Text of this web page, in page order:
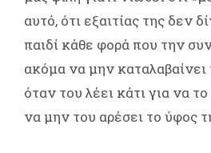
αυτό, ότι εξαιτίας της δεν
παιδί κάθε φορά που την
ακόμα να μην καταλαβαίνει
όταν του λέει κάτι για να
να μην του αρέσει το ύφος